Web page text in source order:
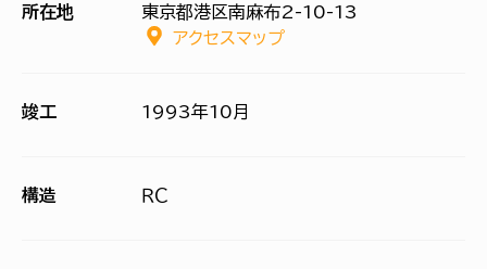
所在地
東京都港区南麻布2-10-13
アクセスマップ
竣工 1993年10月
構造 ＲＣ